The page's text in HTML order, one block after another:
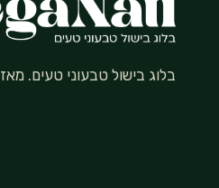
בלוג בישול טבעוני טעים. מאז 2018.